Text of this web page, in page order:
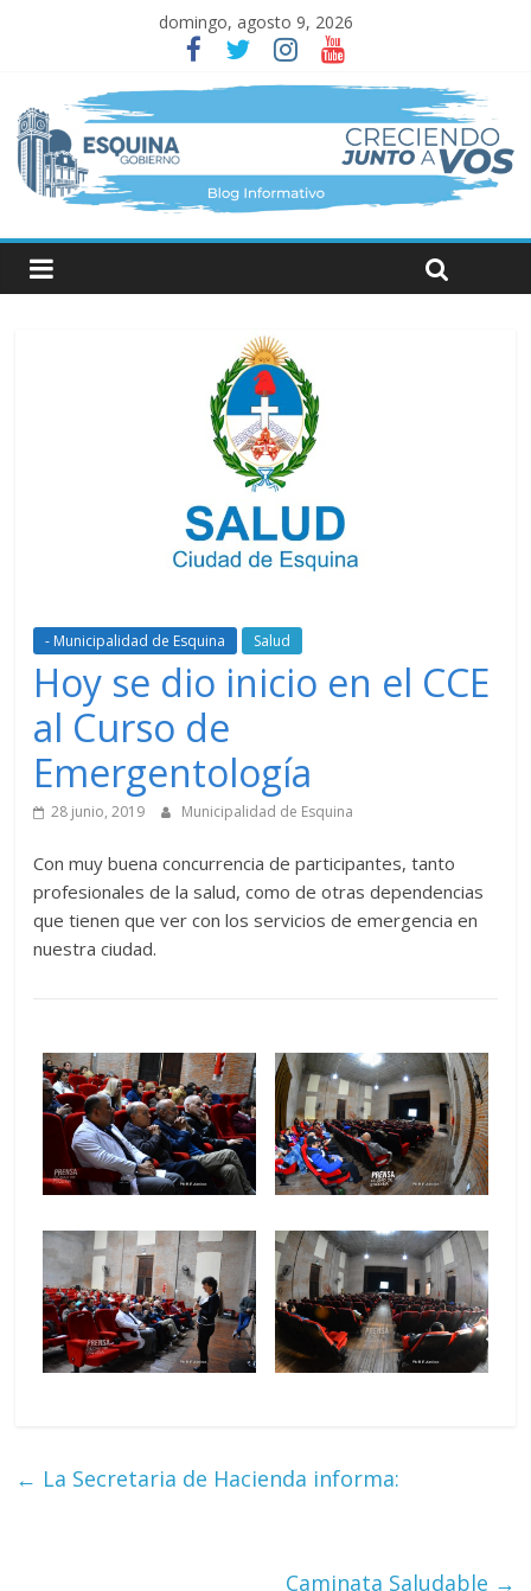
domingo, agosto 9, 2026
- Municipalidad de Esquina Salud
Hoy se dio inicio en el CCE
al Curso de
Emergentología
28 junio, 2019 Municipalidad de Esquina
Con muy buena concurrencia de participantes, tanto
profesionales de la salud, como de otras dependencias
que tienen que ver con los servicios de emergencia en
nuestra ciudad.
← La Secretaria de Hacienda informa:
Caminata Saludable →